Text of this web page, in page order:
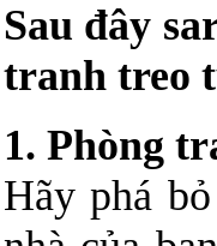
Sau đây
tranh treo
1. Phòng
Hãy phá